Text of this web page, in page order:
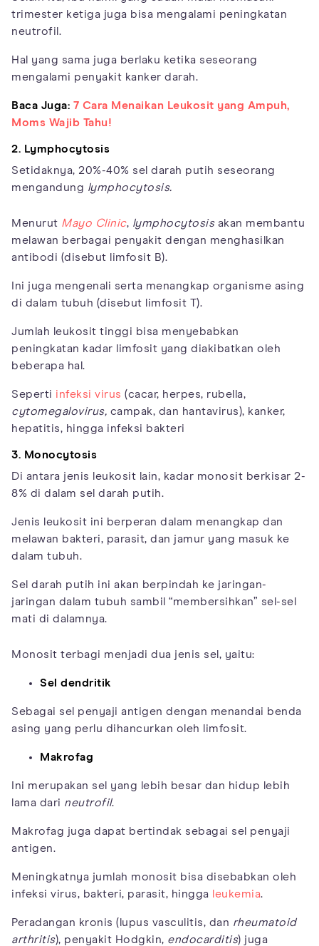
trimester ketiga juga bisa mengalami peningkatan
neutrofil.
Hal yang sama juga berlaku ketika seseorang
mengalami penyakit kanker darah.
Baca Juga: 7 Cara Menaikan Leukosit yang Ampuh,
Moms Wajib Tahu!
2. Lymphocytosis
Setidaknya, 20%-40% sel darah putih seseorang
mengandung lymphocytosis.
Menurut Mayo Clinic, lymphocytosisakan membantu
melawan berbagai penyakit dengan menghasilkan
antibodi (disebut limfosit B).
Ini juga mengenali serta menangkap organisme asing
di dalam tubuh (disebut limfosit T).
Jumlah leukosit tinggi bisa menyebabkan
peningkatan kadar limfosit yang diakibatkan oleh
beberapa hal.
Seperti infeksi virus (cacar, herpes, rubella,
cytomegalovirus, campak, dan hantavirus), kanker,
hepatitis, hingga infeksi bakteri
3. Monocytosis
Di antara jenis leukosit lain, kadar monosit berkisar 2-
8% di dalam sel darah putih.
Jenis leukosit ini berperan dalam menangkap dan
melawan bakteri, parasit, dan jamur yang masuk ke
dalam tubuh.
Sel darah putih ini akan berpindah ke jaringan-
jaringan dalam tubuh sambil “membersihkan” sel-sel
mati di dalamnya.
Monosit terbagi menjadi dua jenis sel, yaitu:
Sel dendritik
Sebagai sel penyaji antigen dengan menandai benda
asing yang perlu dihancurkan oleh limfosit.
Makrofag
Ini merupakan sel yang lebih besar dan hidup lebih
lama dari neutrofil.
Makrofag juga dapat bertindak sebagai sel penyaji
antigen.
Meningkatnya jumlah monosit bisa disebabkan oleh
infeksi virus, bakteri, parasit, hingga
leukemia.
Peradangan kronis (lupus vasculitis, dan rheumatoid
arthritis), penyakit Hodgkin, endocarditis) juga